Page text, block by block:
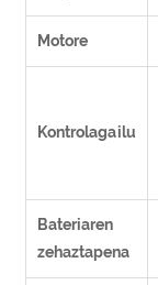
Motore
Kontrolagailu
Bateriaren
zehaztapena